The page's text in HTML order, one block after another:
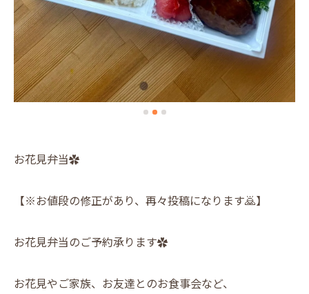
お花見弁当✿
【※お値段の修正があり、再々投稿になります🙇】
お花見弁当のご予約承ります✿
お花見やご家族、お友達とのお食事会など、